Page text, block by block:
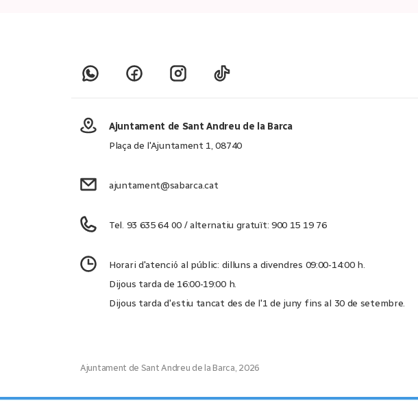
Ajuntament de Sant Andreu de la Barca
Plaça de l'Ajuntament 1, 08740
ajuntament@sabarca.cat
Tel. 93 635 64 00 / alternatiu gratuït: 900 15 19 76
Horari d'atenció al públic: dilluns a divendres 09:00-14:00 h.
Dijous tarda de 16:00-19:00 h.
Dijous tarda d'estiu tancat des de l'1 de juny fins al 30 de setembre.
Ajuntament de Sant Andreu de la Barca, 2026